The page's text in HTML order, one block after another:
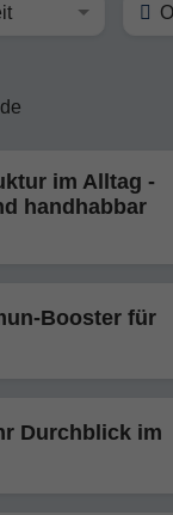
im Alltag -
handhabbar
Booster für
Durchblick im